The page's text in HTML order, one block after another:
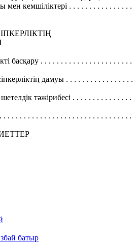
кемшіліктері . . . . . . . . . . . . . . . .
басқару . . . . . . . . . . . . . . . . . . . . . .
дамуы . . . . . . . . . . . . . . . .
тәжірибесі . . . . . . . . . . . . . .
. . . . . . . . . . . . . . . . . . . . . . . . . . . . .
батыр